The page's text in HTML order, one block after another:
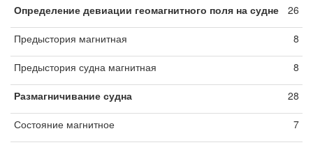
Определение девиации геомагнитного поля на судне 26
Предыстория магнитная 8
Предыстория судна магнитная 8
Размагничивание судна 28
Состояние магнитное 7